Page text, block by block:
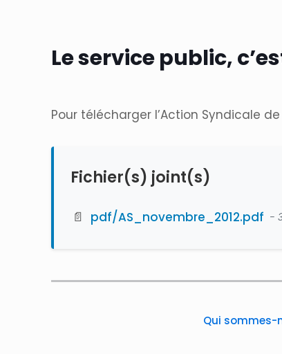
Le service public,
Pour télécharger l’Action Syndicale
Fichier(s) joint(s)
📄 pdf/AS_novembre_2012.pdf -
Qui sommes-